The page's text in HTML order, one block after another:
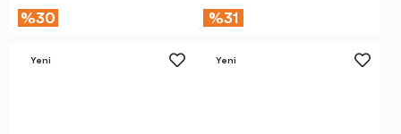
%30 %31
Yeni
Yeni